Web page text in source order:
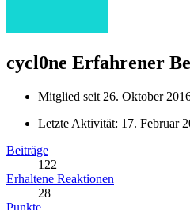
cycl0ne Erfahrener
Mitglied seit 26. Oktober
Letzte Aktivität: 17. Februar
Beiträge
122
Erhaltene Reaktionen
28
Punkte